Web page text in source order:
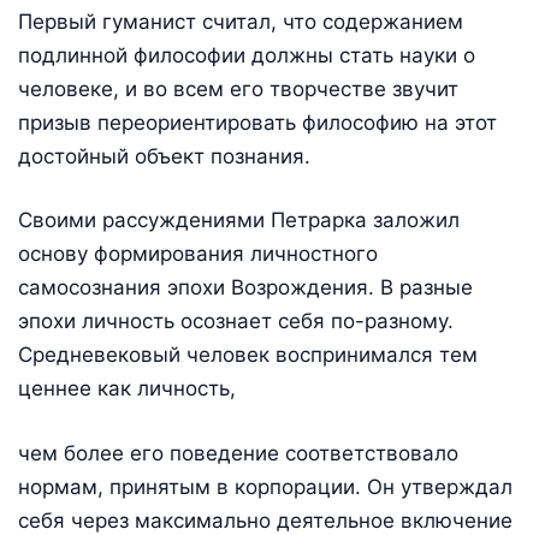
Первый гуманист считал, что содержанием
подлинной философии должны стать науки о
человеке, и во всем его творчестве звучит
призыв переориентировать философию на этот
достойный объект познания.
Своими рассуждениями Петрарка заложил
основу формирования личностного
самосознания эпохи Возрождения. В разные
эпохи личность осознает себя по-разному.
Средневековый человек воспринимался тем
ценнее как личность,
чем более его поведение соответствовало
нормам, принятым в корпорации. Он утверждал
себя через максимально деятельное включение